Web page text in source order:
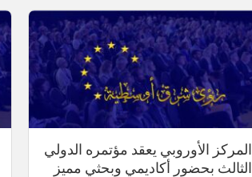
المركز الأوروبي يعقد مؤتمره الدولي
الثالث بحضور أكاديمي وبحثي مميز